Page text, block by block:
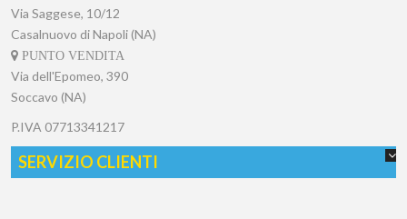
Via Saggese, 10/12
Casalnuovo di Napoli (NA)
PUNTO VENDITA
Via dell'Epomeo, 390
Soccavo (NA)
P.IVA 07713341217
SERVIZIO CLIENTI